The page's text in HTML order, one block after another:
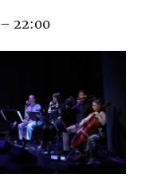
–22:00